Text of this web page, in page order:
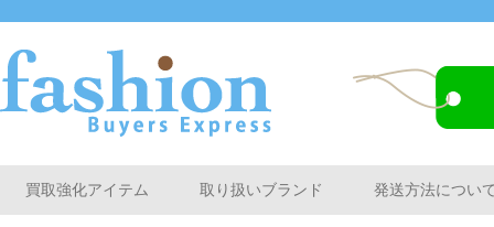
買取強化アイテム 取り扱いブランド 発送方法につい